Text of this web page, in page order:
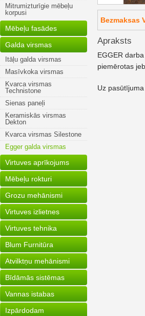
Mitrumizturīgie mēbeļu
korpusi
Mēbeļu fasādes
Galda virsmas
Itāļu galda virsmas
Masīvkoka virsmas
Kvarca virsmas
Technistone
Sienas paneļi
Keramiskās virsmas
Dekton
Kvarca virsmas Silestone
Egger galda virsmas
Virtuves aprīkojums
Mēbeļu rokturi
Grozu mehānismi
Virtuves izlietnes
Virtuves tehnika
Blum Furnitūra
Atvilktņu mehānismi
Bīdāmās sistēmas
Vannas istabas
Izpārdodam
Bezmaksas
Apraksts
EGGER
piemērotas
Uz